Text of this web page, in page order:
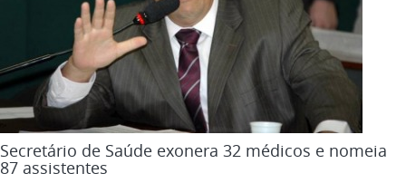
Secretário de Saúde exonera 32 médicos e nomeia
87 assistentes